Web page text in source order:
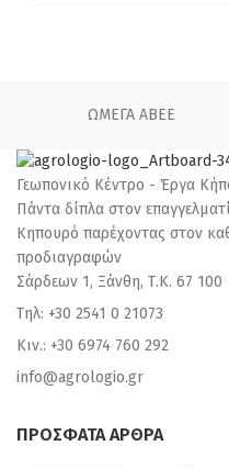
ΩΜΕΓΑ ΑΒΕΕ
Γεωπονικό Κέντρο - Έργα
Πάντα δίπλα στον
Κηπουρό παρέχοντας στον
προδιαγραφών
Σάρδεων 1, Ξάνθη, Τ.Κ. 67 100
Τηλ: +30 2541 0 21073
Κιν.: +30 6974 760 292
info@agrologio.gr
ΠΡΟΣΦΑΤΑ ΑΡΘΡΑ